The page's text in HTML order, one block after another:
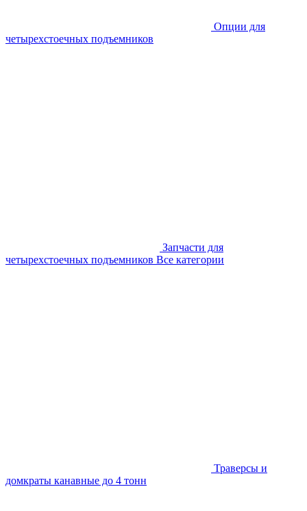
Опции для
четырехстоечных подъемников
Запчасти для
четырехстоечных подъемников Все категории
Траверсы и
домкраты канавные до 4 тонн